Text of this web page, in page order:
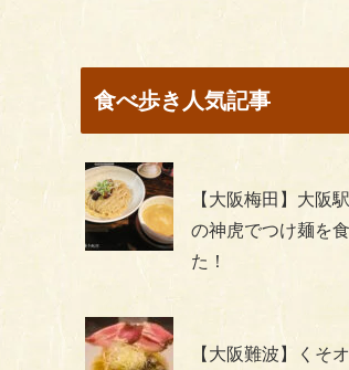
食べ歩き人気記事
【大阪梅田】大阪
の神虎でつけ麺を
た！
【大阪難波】くそ